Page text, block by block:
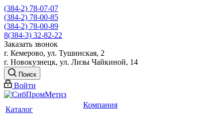
(384-2) 78-07-07
(384-2) 78-00-85
(384-2) 78-00-89
8(384-3) 32-82-22
Заказать звонок
г. Кемерово, ул. Тушинская, 2
г. Новокузнецк, ул. Лизы Чайкиной, 14
Поиск
Войти
Каталог
Компания